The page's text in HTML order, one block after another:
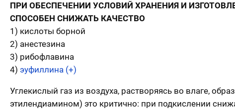
ПРИ ОБЕСПЕЧЕНИИ УСЛОВИЙ ХРАНЕНИЯ И
СПОСОБЕН СНИЖАТЬ КАЧЕСТВО
1) кислоты борной
2) анестезина
3) рибофлавина
4) эуфиллина (+)
Углекислый газ из воздуха, растворяясь во влаге,
этилендиамином) это критично: при подкислении